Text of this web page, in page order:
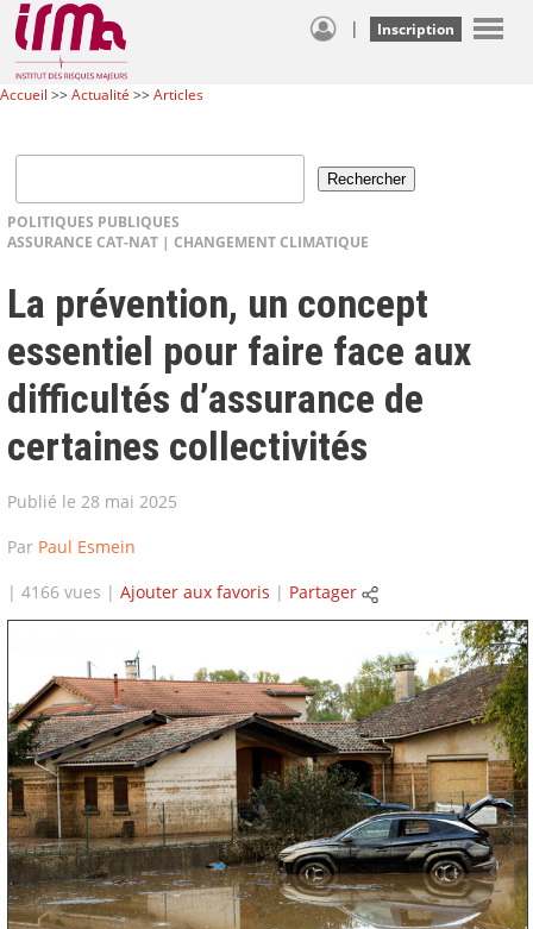
| Inscription
Accueil >>Actualité >>Articles
POLITIQUES PUBLIQUES
ASSURANCE CAT-NAT | CHANGEMENT CLIMATIQUE
La prévention, un concept
essentiel pour faire face aux
difficultés d’assurance de
certaines collectivités
Publié le 28 mai 2025
Par Paul Esmein
| 4166 vues | Ajouter aux favoris | Partager